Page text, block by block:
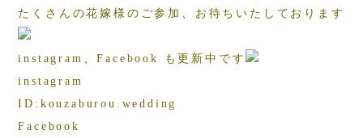
たくさんの花嫁様のご参加、お待ちいたしております
instagram、Facebook も更新中です
instagram
ID:kouzaburou.wedding
Facebook